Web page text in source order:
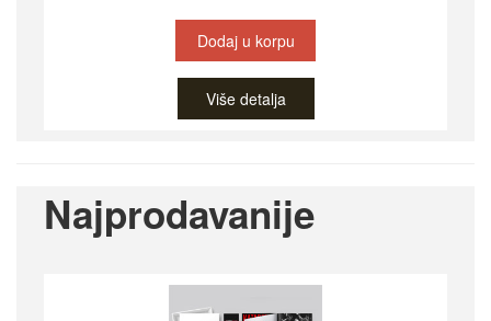
Dodaj u korpu
Više detalja
Najprodavanije